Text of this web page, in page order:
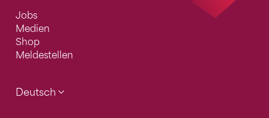
Jobs
Medien
Shop
Meldestellen
Deutsch